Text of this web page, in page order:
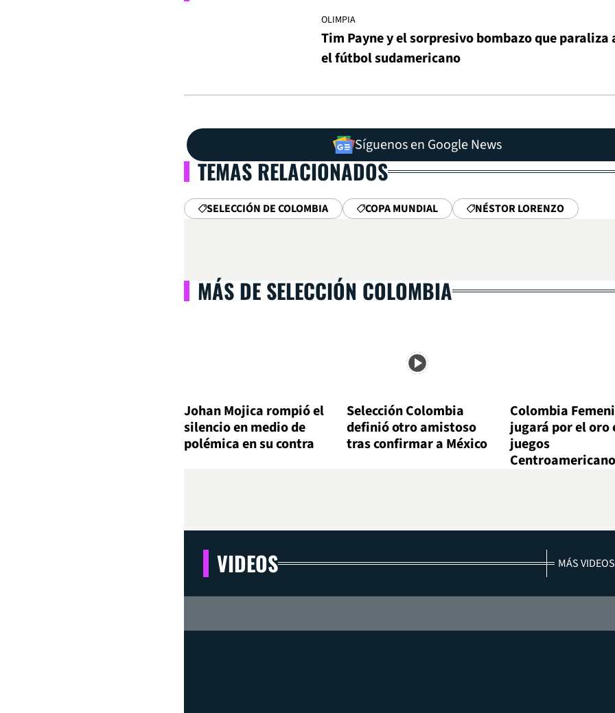
OLIMPIA
Tim Payne y el sorpresivo bombazo que paraliza
el fútbol sudamericano
Síguenos en Google News
TEMAS RELACIONADOS
SELECCIÓN DE COLOMBIA COPA MUNDIAL NÉSTOR LORENZO
MÁS DE SELECCIÓN COLOMBIA
Johan Mojica rompió el
silencio en medio de
polémica en su contra
Selección Colombia
definió otro amistoso
tras confirmar a México
Colombia
jugará por el oro
juegos
VIDEOS MÁS VIDEOS